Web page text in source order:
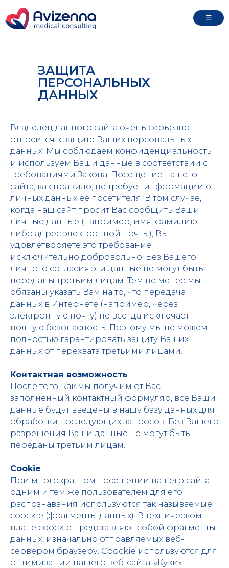
☰
ЗАЩИТА
ПЕРСОНАЛЬНЫХ
ДАННЫХ
Владелец данного сайта очень серьезно
относится к защите Ваших персональных
данных. Мы соблюдаем конфиденциальность
и используем Ваши данные в соответствии с
требованиями Закона. Посещение нашего
сайта, как правило, не требует информации о
личных данных ее посетителя. В том случае,
когда наш сайт просит Вас сообщить Ваши
личные данные (например, имя, фамилию
либо адрес электронной почты), Вы
удовлетворяете это требование
исключительно добровольно. Без Вашего
личного согласия эти данные не могут быть
переданы третьим лицам. Тем не менее мы
обязаны указать Вам на то, что передача
данных в Интернете (например, через
электронную почту) не всегда исключает
полную безопасность. Поэтому мы не можем
полностью гарантировать защиту Ваших
данных от перехвата третьими лицами.
Контактная возможность
После того, как мы получим от Вас
заполненный контактный формуляр, все Ваши
данные будут введены в нашу базу данных для
обработки последующих запросов. Без Вашего
разрешения Ваши данные не могут быть
переданы третьим лицам.
Cookie
При многократном посещении нашего сайта
одним и тем же пользователем для его
распознавания используются так называемые
coockie (фрагменты данных). В техническом
плане coockie представляют собой фрагменты
данных, изначально отправляемых веб-
сервером браузеру. Coockie используются для
оптимизации нашего веб-сайта. «Куки»